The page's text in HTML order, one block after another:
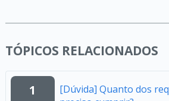
TÓPICOS RELACIONADOS
1
[Dúvida] Quanto dos